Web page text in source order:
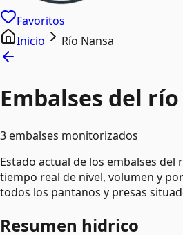
Favoritos
Inicio
Río Nansa
Embalses del
3 embalses monitorizados
Estado actual de los embalses del
tiempo real de nivel, volumen y
todos los pantanos y presas
Resumen hidrico